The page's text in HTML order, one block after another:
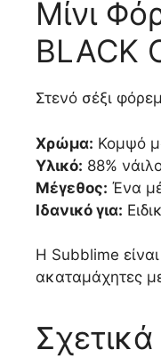
Μίνι
BLACK
Στενό σέξι
Χρώμα: Κομψό
Υλικό: 88%
Μέγεθος: Ένα
Ιδανικό για:
Η Subblime
ακαταμάχητες